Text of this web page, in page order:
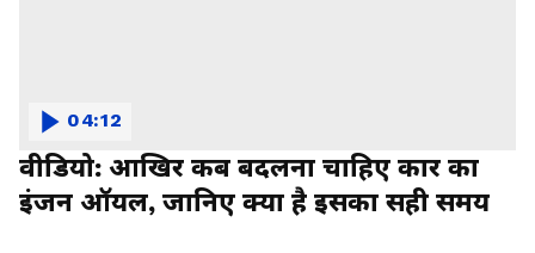
वीडियो: आखिर कब बदलना चाहिए कार का
इंजन ऑयल, जानिए क्या है इसका सही समय
04:12